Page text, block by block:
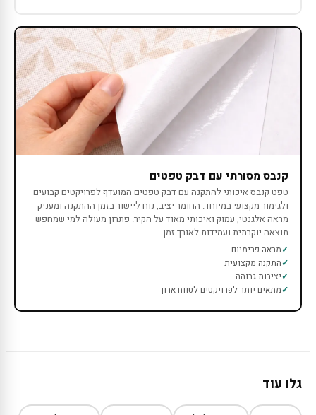
קנבס מסורתי עם דבק טפטים
טפט קנבס איכותי להתקנה עם דבק טפטים המועדף לפרויקטים קבועים
ולגימור מקצועי במיוחד. החומר יציב, נוח ליישור בזמן ההתקנה ומעניק
מראה אלגנטי, עמוק ואיכותי מאוד על הקיר. פתרון מעולה למי שמחפש
תוצאה יוקרתית ועמידות לאורך זמן.
מראה פרימיום
התקנה מקצועית
יציבות גבוהה
מתאים יותר לפרויקטים לטווח ארוך
גלו עוד